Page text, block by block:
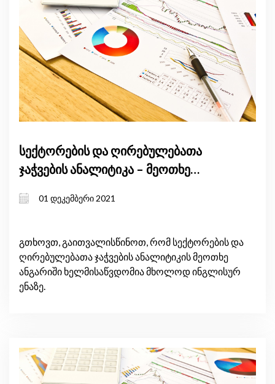
სექტორების და ღირებულებათა
ჯაჭვების ანალიტიკა – მეოთხე
01 დეკემბერი 2021
გთხოვთ, გაითვალისწინოთ, რომ სექტორების და
ღირებულებათა ჯაჭვების ანალიტიკის მეოთხე
ანგარიში ხელმისაწვდომია მხოლოდ ინგლისურ
ენაზე.